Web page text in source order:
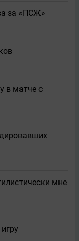
за «ПСЖ»
в матче с
мне